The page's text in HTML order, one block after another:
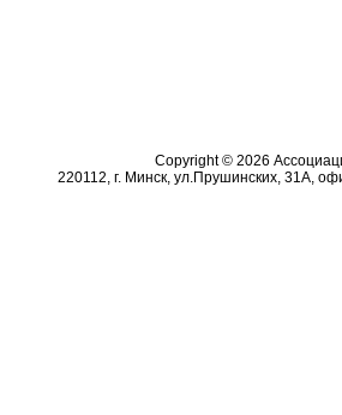
Copyright © 2026
220112, г. Минск, ул.Прушинских, 31А,